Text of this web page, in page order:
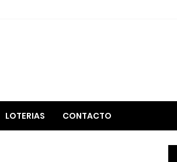
LOTERIAS CONTACTO